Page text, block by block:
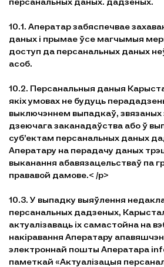
персанальных даных. дадзеных.
10.1. Аператар забяспечвае
даных і прымае ўсе магчымыя
доступ да персанальных даных
асоб.
10.2. Персанальныя даныя
якіх умовах не будуць
выключэннем выпадкаў, звязаных
дзеючага заканадаўства або ў
суб’ектам персанальных даных
Аператару на перадачу даных
выканання абавязацельстваў па
прававой дамове.< /p>
10.3. У выпадку выяўлення
персанальных дадзеных,
актуалізаваць іх самастойна на
накіравання Аператару
электроннай пошты Аператара
паметкай «Актуалізацыя